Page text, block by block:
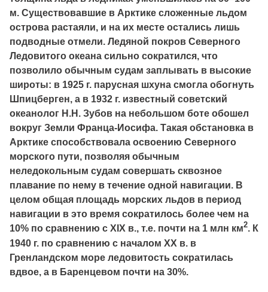
м. Существовавшие в Арктике сложенные льдом
острова растаяли, и на их месте остались лишь
подводные отмели. Ледяной покров Северного
Ледовитого океана сильно сократился, что
позволило обычным судам заплывать в высокие
широты: в 1925 г. парусная шхуна смогла обогнуть
Шпицберген, а в 1932 г. известный советский
океанолог Н.Н. Зубов на небольшом боте обошел
вокруг Земли Франца-Иосифа. Такая обстановка в
Арктике способствовала освоению Северного
морского пути, позволяя обычным
неледокольным судам совершать сквозное
плавание по нему в течение одной навигации. В
целом общая площадь морских льдов в период
навигации в это время сократилось более чем на
10% по сравнению с XIX в., т.е. почти на 1 млн км2. К
1940 г. по сравнению с началом ХХ в. в
Гренландском море ледовитость сократилась
вдвое, а в Баренцевом почти на 30%.